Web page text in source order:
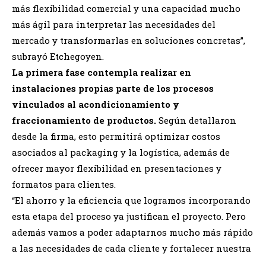
más flexibilidad comercial y una capacidad mucho
más ágil para interpretar las necesidades del
mercado y transformarlas en soluciones concretas”,
subrayó Etchegoyen.
La primera fase contempla realizar en
instalaciones propias parte de los procesos
vinculados al acondicionamiento y
fraccionamiento de productos. Según detallaron
desde la firma, esto permitirá optimizar costos
asociados al packaging y la logística, además de
ofrecer mayor flexibilidad en presentaciones y
formatos para clientes.
“El ahorro y la eficiencia que logramos incorporando
esta etapa del proceso ya justifican el proyecto. Pero
además vamos a poder adaptarnos mucho más rápido
a las necesidades de cada cliente y fortalecer nuestra